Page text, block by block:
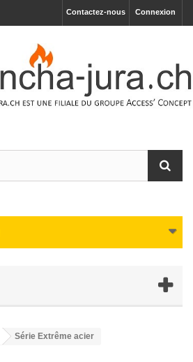
Connexion
Contactez-nous
Série Extrême acier